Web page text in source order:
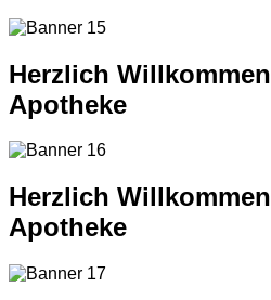
Herzlich
Apotheke
Herzlich
Apotheke